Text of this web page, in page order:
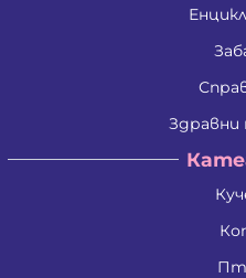
Здравни